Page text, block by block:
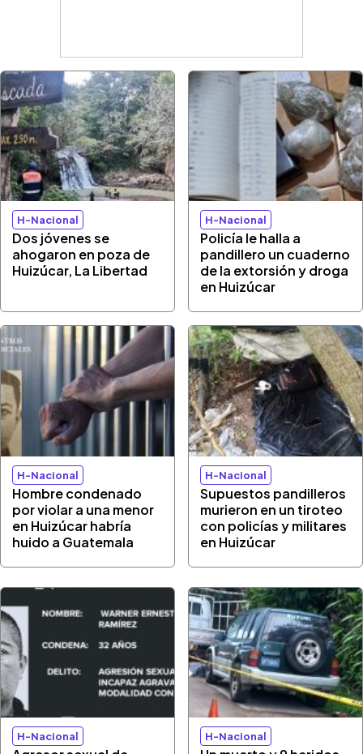
H-Nacional
Dos jóvenes se
ahogaron en poza de
Huizúcar, La Libertad
H-Nacional
Policía le halla a
pandillero un cuaderno
de la extorsión y droga
en Huizúcar
H-Nacional
Hombre condenado
por violar a una menor
en Huizúcar habría
huido a Guatemala
H-Nacional
Supuestos pandilleros
murieron en un tiroteo
con policías y militares
en Huizúcar
H-Nacional H-Nacional